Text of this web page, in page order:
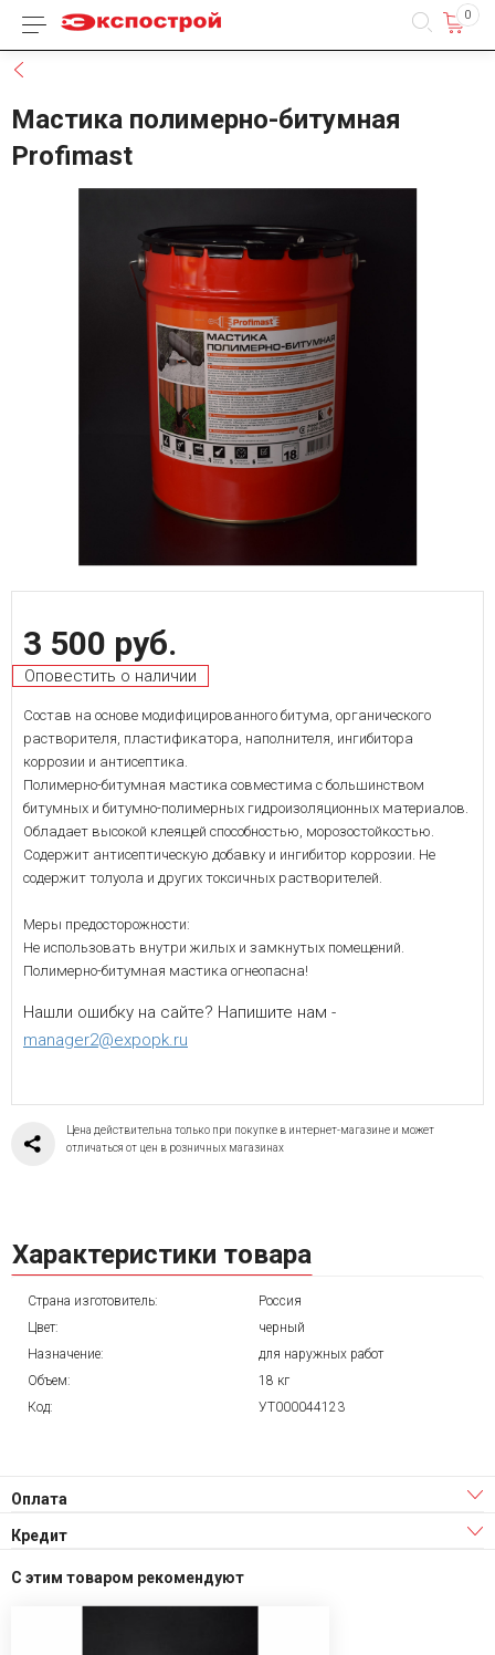
Каталог товаров 0
Мастика полимерно-битумная
Profimast
3 500 руб.
Оповестить о наличии
Состав на основе модифицированного битума, органического
растворителя, пластификатора, наполнителя, ингибитора
коррозии и антисептика.
Полимерно-битумная мастика совместима с большинством
битумных и битумно-полимерных гидроизоляционных материалов.
Обладает высокой клеящей способностью, морозостойкостью.
Содержит антисептическую добавку и ингибитор коррозии. Не
содержит толуола и других токсичных растворителей.
Меры предосторожности:
Не использовать внутри жилых и замкнутых помещений.
Полимерно-битумная мастика огнеопасна!
Нашли ошибку на сайте? Напишите нам -
manager2@expopk.ru
Цена действительна только при покупке в интернет-магазине и может
отличаться от цен в розничных магазинах
Характеристики товара
Страна изготовитель:
Россия
Цвет:
черный
Назначение:
для наружных работ
Объем:
18 кг
Код:
УТ000044123
Оплата
Кредит
С этим товаром рекомендуют